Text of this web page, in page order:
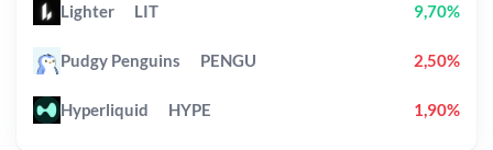
Lighter LIT 9,70%
Pudgy Penguins PENGU 2,50%
Hyperliquid HYPE 1,90%